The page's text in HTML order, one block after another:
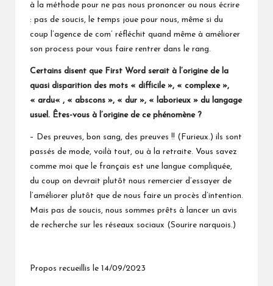
à la méthode pour ne pas nous prononcer ou nous écrire
: pas de soucis, le temps joue pour nous, même si du
coup l’agence de com’ réfléchit quand même à améliorer
son process pour vous faire rentrer dans le rang.
Certains disent que First Word serait à l’origine de la
quasi disparition des mots « difficile », « complexe »,
« ardu« , « abscons », « dur », « laborieux » du langage
usuel. Êtes-vous à l’origine de ce phénomène ?
– Des preuves, bon sang, des preuves !! (Furieux.) ils sont
passés de mode, voilà tout, ou à la retraite. Vous savez
comme moi que le français est une langue compliquée,
du coup on devrait plutôt nous remercier d’essayer de
l’améliorer plutôt que de nous faire un procès d’intention.
Mais pas de soucis, nous sommes prêts à lancer un avis
de recherche sur les réseaux sociaux (Sourire narquois.)
Propos recueillis le 14/09/2023